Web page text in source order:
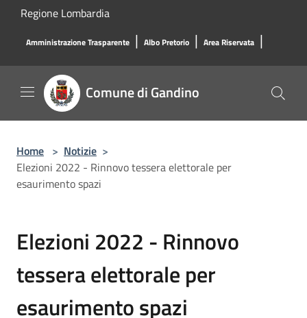
Salta al contenuto principale
Regione Lombardia
Amministrazione Trasparente | Albo Pretorio | Area Riservata |
Comune di Gandino
Home > Notizie >
Elezioni 2022 - Rinnovo tessera elettorale per
esaurimento spazi
Elezioni 2022 - Rinnovo
tessera elettorale per
esaurimento spazi